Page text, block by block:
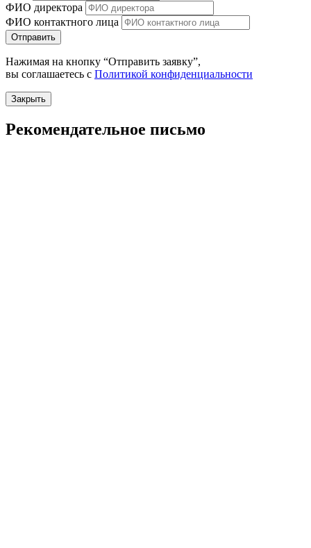
ФИО директора
ФИО контактного лица
Отправить
Нажимая на кнопку “Отправить заявку”,
вы соглашаетесь с Политикой конфиденциальности
Закрыть
Рекомендательное письмо